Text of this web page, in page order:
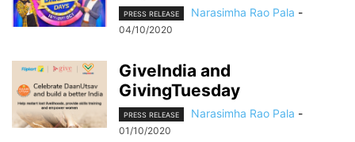
PRESS RELEASE Narasimha Rao Pala -
04/10/2020
GiveIndia and
GivingTuesday
PRESS RELEASE Narasimha Rao Pala -
01/10/2020